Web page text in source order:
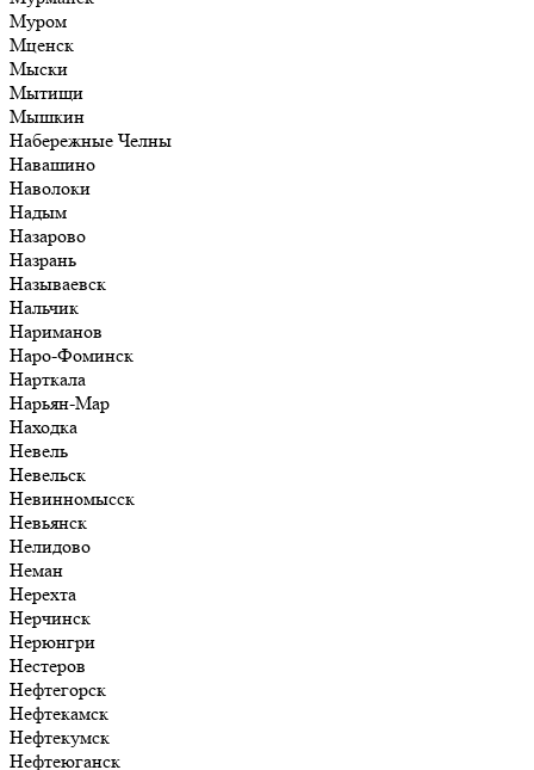
Муром
Мценск
Мыски
Мытищи
Мышкин
Набережные Челны
Навашино
Наволоки
Надым
Назарово
Назрань
Называевск
Нальчик
Нариманов
Наро-Фоминск
Нарткала
Нарьян-Мар
Находка
Невель
Невельск
Невинномысск
Невьянск
Нелидово
Неман
Нерехта
Нерчинск
Нерюнгри
Нестеров
Нефтегорск
Нефтекамск
Нефтекумск
Нефтеюганск